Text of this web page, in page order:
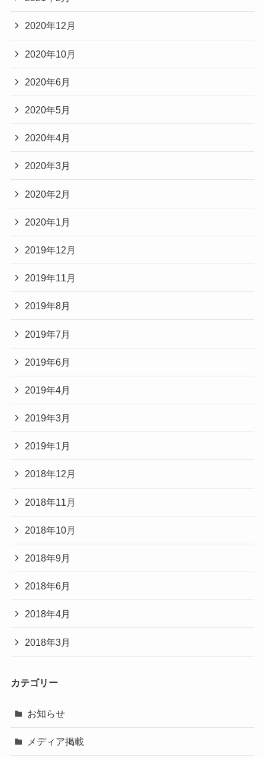
2020年12月
2020年10月
2020年6月
2020年5月
2020年4月
2020年3月
2020年2月
2020年1月
2019年12月
2019年11月
2019年8月
2019年7月
2019年6月
2019年4月
2019年3月
2019年1月
2018年12月
2018年11月
2018年10月
2018年9月
2018年6月
2018年4月
2018年3月
カテゴリー
お知らせ
メディア掲載